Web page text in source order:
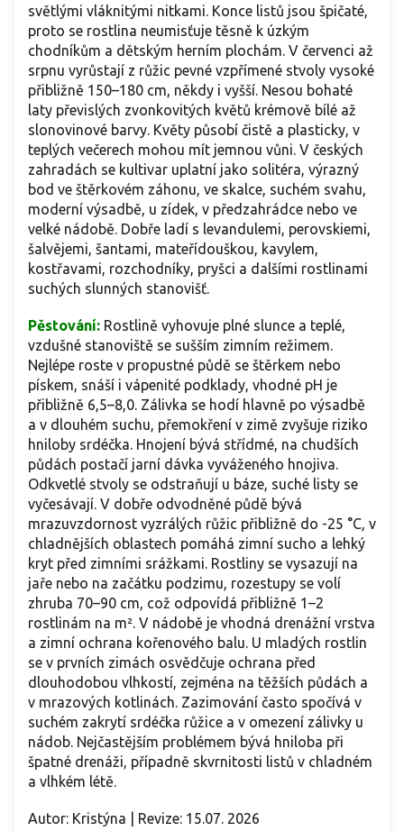
světlými vláknitými nitkami. Konce listů jsou špičaté,
proto se rostlina neumisťuje těsně k úzkým
chodníkům a dětským herním plochám. V červenci až
srpnu vyrůstají z růžic pevné vzpřímené stvoly vysoké
přibližně 150–180 cm, někdy i vyšší. Nesou bohaté
laty převislých zvonkovitých květů krémově bílé až
slonovinové barvy. Květy působí čistě a plasticky, v
teplých večerech mohou mít jemnou vůni. V českých
zahradách se kultivar uplatní jako solitéra, výrazný
bod ve štěrkovém záhonu, ve skalce, suchém svahu,
moderní výsadbě, u zídek, v předzahrádce nebo ve
velké nádobě. Dobře ladí s levandulemi, perovskiemi,
šalvějemi, šantami, mateřídouškou, kavylem,
kostřavami, rozchodníky, pryšci a dalšími rostlinami
suchých slunných stanovišť.
Pěstování: Rostlině vyhovuje plné slunce a teplé,
vzdušné stanoviště se sušším zimním režimem.
Nejlépe roste v propustné půdě se štěrkem nebo
pískem, snáší i vápenité podklady, vhodné pH je
přibližně 6,5–8,0. Zálivka se hodí hlavně po výsadbě
a v dlouhém suchu, přemokření v zimě zvyšuje riziko
hniloby srdéčka. Hnojení bývá střídmé, na chudších
půdách postačí jarní dávka vyváženého hnojiva.
Odkvetlé stvoly se odstraňují u báze, suché listy se
vyčesávají. V dobře odvodněné půdě bývá
mrazuvzdornost vyzrálých růžic přibližně do -25 °C, v
chladnějších oblastech pomáhá zimní sucho a lehký
kryt před zimními srážkami. Rostliny se vysazují na
jaře nebo na začátku podzimu, rozestupy se volí
zhruba 70–90 cm, což odpovídá přibližně 1–2
rostlinám na m². V nádobě je vhodná drenážní vrstva
a zimní ochrana kořenového balu. U mladých rostlin
se v prvních zimách osvědčuje ochrana před
dlouhodobou vlhkostí, zejména na těžších půdách a
v mrazových kotlinách. Zazimování často spočívá v
suchém zakrytí srdéčka růžice a v omezení zálivky u
nádob. Nejčastějším problémem bývá hniloba při
špatné drenáži, případně skvrnitosti listů v chladném
a vlhkém létě.
Autor: Kristýna | Revize: 15.07. 2026